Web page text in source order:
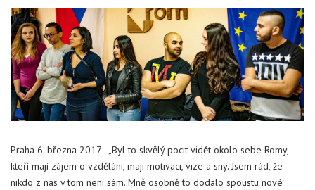
Praha 6. března 2017 - „Byl to skvělý pocit vidět okolo sebe Romy,
kteří mají zájem o vzdělání, mají motivaci, vize a sny. Jsem rád, že
nikdo z nás v tom není sám. Mně osobně to dodalo spoustu nové